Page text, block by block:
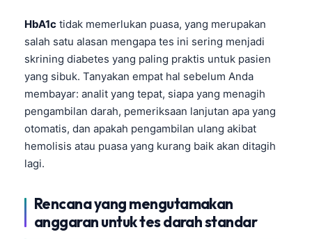
HbA1c tidak memerlukan puasa, yang merupakan
salah satu alasan mengapa tes ini sering menjadi
skrining diabetes yang paling praktis untuk pasien
yang sibuk. Tanyakan empat hal sebelum Anda
membayar: analit yang tepat, siapa yang menagih
pengambilan darah, pemeriksaan lanjutan apa yang
otomatis, dan apakah pengambilan ulang akibat
hemolisis atau puasa yang kurang baik akan ditagih
lagi.
Rencana yang mengutamakan
anggaran untuk tes darah standar
ئۇيغۇرچە
Кыргызча
Esperanto
Frysk
Ślōnskŏ gŏdka
Norsk bokmål